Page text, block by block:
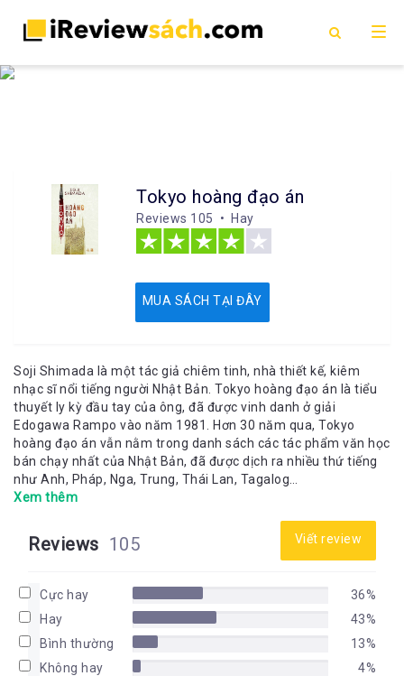
Tokyo hoàng đạo án
Reviews 105 • Hay
MUA SÁCH TẠI ĐÂY
Soji Shimada là một tác giả chiêm tinh, nhà thiết kế, kiêm
nhạc sĩ nổi tiếng người Nhật Bản. Tokyo hoàng đạo án là tiểu
thuyết ly kỳ đầu tay của ông, đã được vinh danh ở giải
Edogawa Rampo vào năm 1981. Hơn 30 năm qua, Tokyo
hoàng đạo án vẫn nằm trong danh sách các tác phẩm văn học
bán chạy nhất của Nhật Bản, đã được dịch ra nhiều thứ tiếng
như Anh, Pháp, Nga, Trung, Thái Lan, Tagalog…
Xem thêm
Reviews 105 Viết review
Cực hay
36%
Hay
43%
Bình thường
13%
Không hay
4%